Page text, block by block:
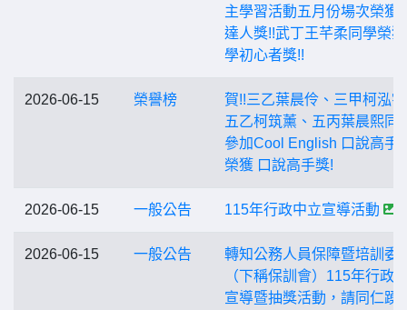
主學習活動五月份場次榮獲
達人獎!!武丁王芊柔同學榮
學初心者獎!!
2026-06-15 榮譽榜
賀!!三乙葉晨伶、三甲柯泓
五乙柯筑薰、五丙葉晨熙同
參加Cool English 口說高手
榮獲 口說高手獎!
2026-06-15 一般公告 115年行政中立宣導活動
2026-06-15 一般公告
轉知公務人員保障暨培訓委
（下稱保訓會）115年行政
宣導暨抽獎活動，請同仁踴